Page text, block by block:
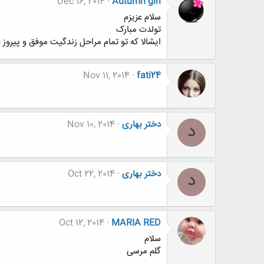
سلام عزیزم
تولدت مبارک
ایشالا که تو تمام مراحل زندگیت موفق و
fati24
Nov 11, 2014
د دختر بهاری Nov 10, 2014
د دختر بهاری Oct 22, 2014
MARIA RED
Oct 12, 2014
سلام
گلم مرسی